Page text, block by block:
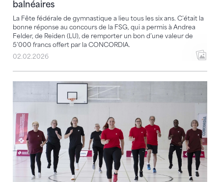
balnéaires
La Fête fédérale de gymnastique a lieu tous les six ans. C’était la
bonne réponse au concours de la FSG, qui a permis à Andrea
Felder, de Reiden (LU), de remporter un bon d’une valeur de
5’000 francs offert par la CONCORDIA.
02.02.2026
CONCORDIA Fitiva : un nouveau programme